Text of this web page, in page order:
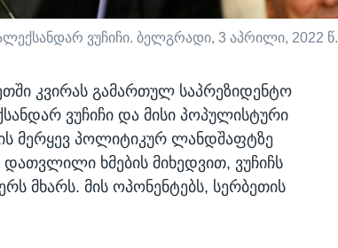
ვუჩიჩი. ბელგრადი, 3 აპრილი, 2022 წ.
კვირას გამართულ საპრეზიდენტო
ვუჩიჩი და მისი პოპულისტური
მერყევ პოლიტიკურ ლანდშაფტზე
ხმების მიხედვით, ვუჩიჩს
მხარს. მის ოპონენტებს, სერბეთის